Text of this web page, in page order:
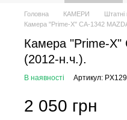
Головна КАМЕРИ
Штатні
Камера "Prime-X" CA-1342
Камера "Prime-X"
(2012-н.ч.).
В наявності Артикул:
2 050 грн